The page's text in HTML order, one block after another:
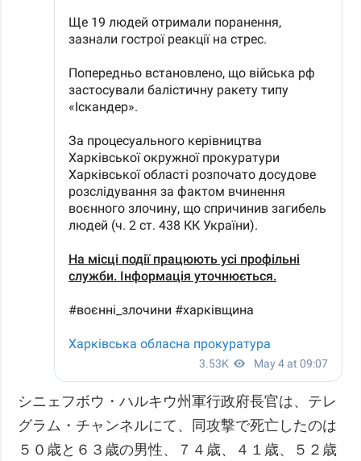
シニェフボウ・ハルキウ州軍行政府長官は、テレ
グラム・チャンネルにて、同攻撃で死亡したのは
５０歳と６３歳の男性、７４歳、４１歳、５２歳